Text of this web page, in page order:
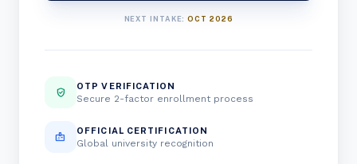
NEXT INTAKE:OCT 2026
verified_user OTP VERIFICATION
Secure 2-factor enrollment process
badge OFFICIAL CERTIFICATION
Global university recognition